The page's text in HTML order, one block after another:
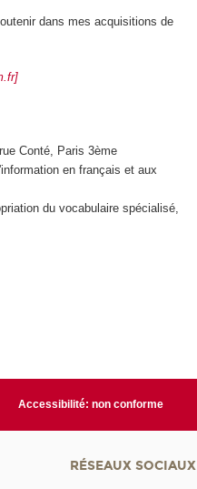
dans mes acquisitions de
Conté, Paris 3ème
en français et aux
du vocabulaire spécialisé,
Accessibilité: non conforme
RÉSEAUX SOCIAUX